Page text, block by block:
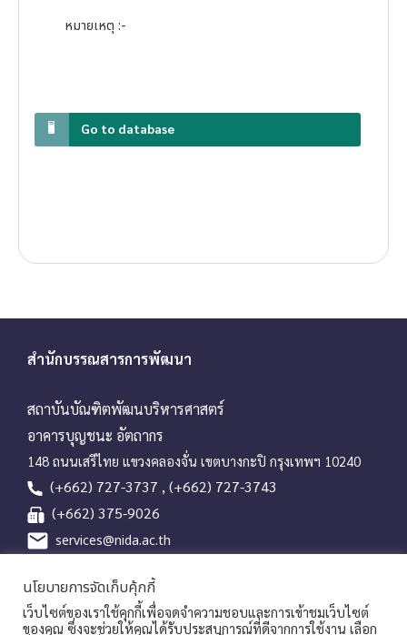
หมายเหตุ :-
Go to database
สำนักบรรณสารการพัฒนา
สถาบันบัณฑิตพัฒนบริหารศาสตร์
อาคารบุญชนะ อัตถากร
148 ถนนเสรีไทย แขวงคลองจั่น เขตบางกะปิ กรุงเทพฯ 10240
(+662) 727-3737 , (+662) 727-3743
(+662) 375-9026
services@nida.ac.th
Line OA
นโยบายการจัดเก็บคุ้กกี้
เว็บไซต์ของเราใช้คุกกี้เพื่อจดจำความชอบและการเข้าชมเว็บไซต์
ของคุณ ซึ่งจะช่วยให้คุณได้รับประสบการณ์ที่ดีจากการใช้งาน เลือก